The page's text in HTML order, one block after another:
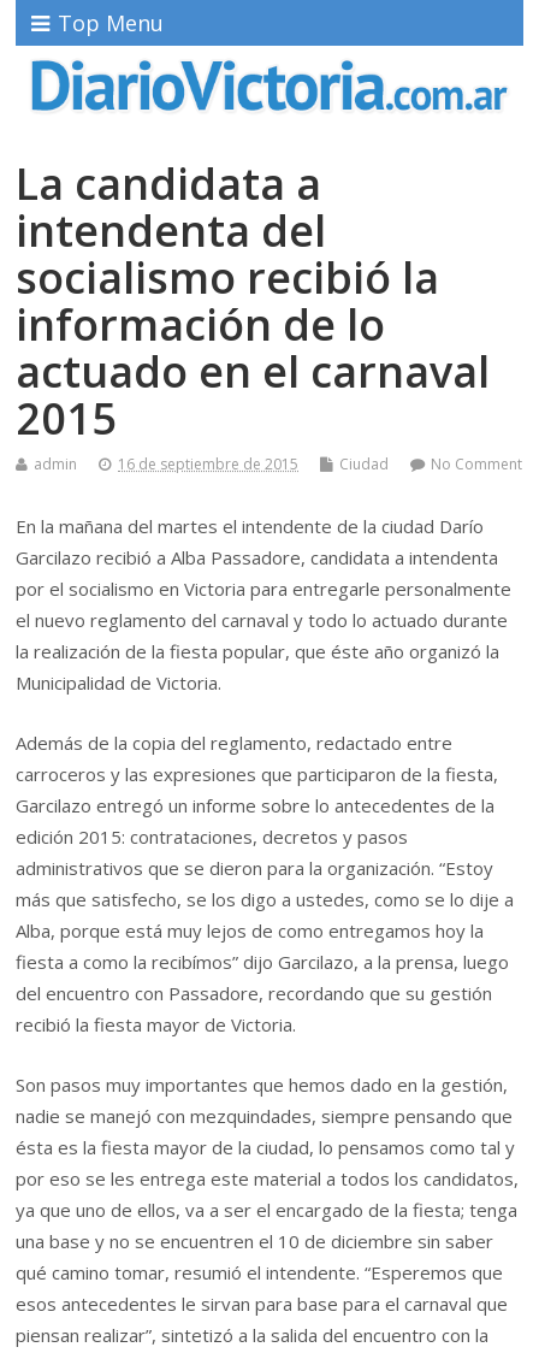
Top Menu
La candidata a
intendenta del
socialismo recibió la
información de lo
actuado en el carnaval
2015
admin 16 de septiembre de 2015 Ciudad No Comment
En la mañana del martes el intendente de la ciudad Darío
Garcilazo recibió a Alba Passadore, candidata a intendenta
por el socialismo en Victoria para entregarle personalmente
el nuevo reglamento del carnaval y todo lo actuado durante
la realización de la fiesta popular, que éste año organizó la
Municipalidad de Victoria.
Además de la copia del reglamento, redactado entre
carroceros y las expresiones que participaron de la fiesta,
Garcilazo entregó un informe sobre lo antecedentes de la
edición 2015: contrataciones, decretos y pasos
administrativos que se dieron para la organización. “Estoy
más que satisfecho, se los digo a ustedes, como se lo dije a
Alba, porque está muy lejos de como entregamos hoy la
fiesta a como la recibímos” dijo Garcilazo, a la prensa, luego
del encuentro con Passadore, recordando que su gestión
recibió la fiesta mayor de Victoria.
Son pasos muy importantes que hemos dado en la gestión,
nadie se manejó con mezquindades, siempre pensando que
ésta es la fiesta mayor de la ciudad, lo pensamos como tal y
por eso se les entrega este material a todos los candidatos,
ya que uno de ellos, va a ser el encargado de la fiesta; tenga
una base y no se encuentren el 10 de diciembre sin saber
qué camino tomar, resumió el intendente. “Esperemos que
esos antecedentes le sirvan para base para el carnaval que
piensan realizar”, sintetizó a la salida del encuentro con la